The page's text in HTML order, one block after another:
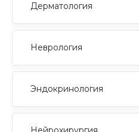
Дерматология
Неврология
Эндокринология